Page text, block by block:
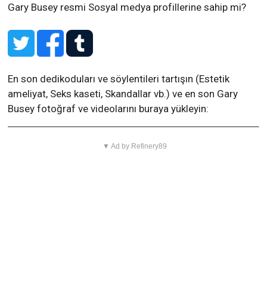
Gary Busey resmi Sosyal medya profillerine sahip mi?
En son dedikoduları ve söylentileri tartışın (Estetik
ameliyat, Seks kaseti, Skandallar vb.) ve en son Gary
Busey fotoğraf ve videolarını buraya yükleyin:
▼ Ad by Refinery89